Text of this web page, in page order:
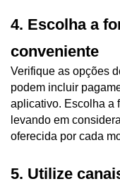
4. Escolha a
conveniente
Verifique as opções
podem incluir
aplicativo. Escolha a
levando em
oferecida por cada
5. Utilize